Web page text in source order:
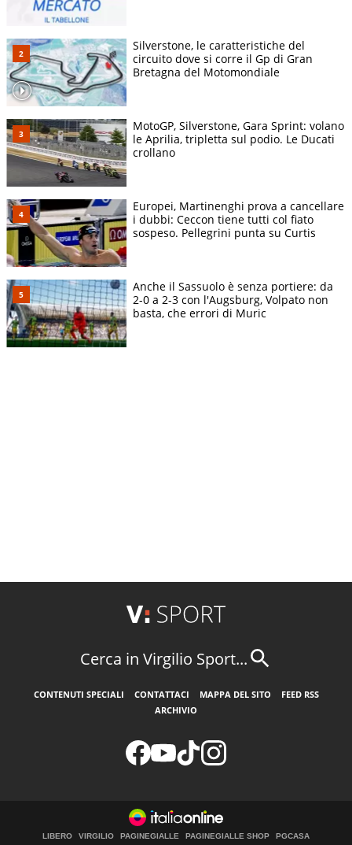
Silverstone, le caratteristiche del
circuito dove si corre il Gp di Gran
Bretagna del Motomondiale
MotoGP, Silverstone, Gara Sprint: volano
le Aprilia, tripletta sul podio. Le Ducati
crollano
Europei, Martinenghi prova a cancellare
i dubbi: Ceccon tiene tutti col fiato
sospeso. Pellegrini punta su Curtis
Anche il Sassuolo è senza portiere: da
2-0 a 2-3 con l'Augsburg, Volpato non
basta, che errori di Muric
Cerca in Virgilio Sport...
CONTENUTI SPECIALI CONTATTACI MAPPA DEL SITO
FEED RSS
ARCHIVIO
LIBERO VIRGILIO PAGINEGIALLE PAGINEGIALLE SHOP PGCASA